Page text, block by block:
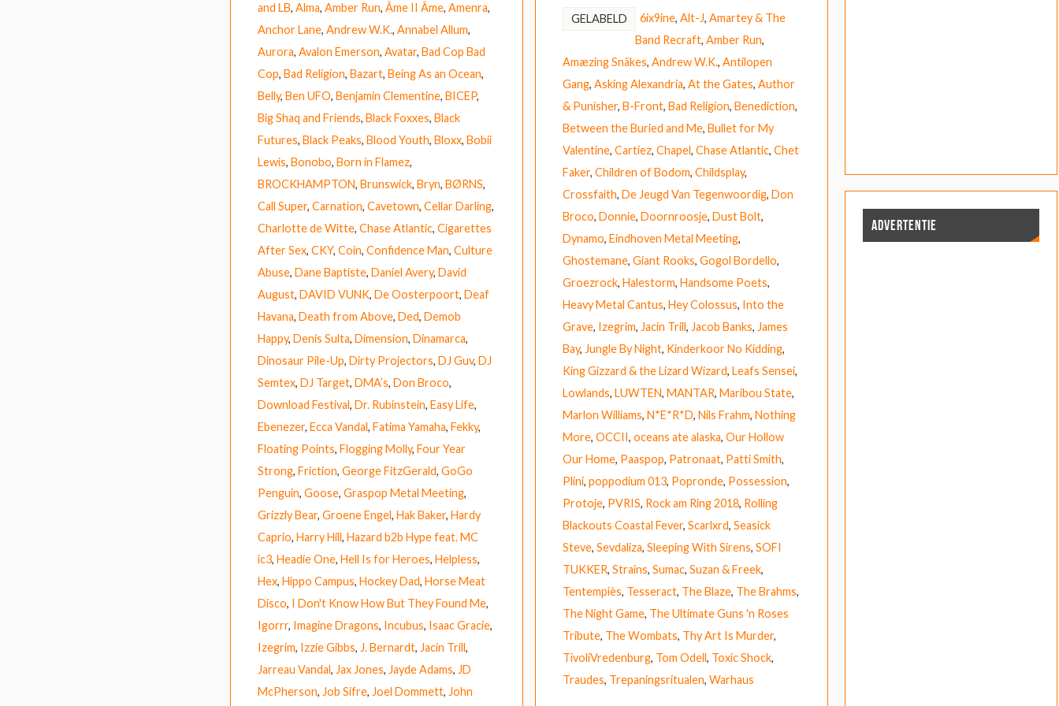
and LB, Alma, Amber Run, Âme II Âme, Amenra,
Anchor Lane, Andrew W.K., Annabel Allum,
Aurora, Avalon Emerson, Avatar, Bad Cop Bad
Cop, Bad Religion, Bazart, Being As an Ocean,
Belly, Ben UFO, Benjamin Clementine, BICEP,
Big Shaq and Friends, Black Foxxes, Black
Futures, Black Peaks, Blood Youth, Bloxx, Bobii
Lewis, Bonobo, Born in Flamez,
BROCKHAMPTON, Brunswick, Bryn, BØRNS,
Call Super, Carnation, Cavetown, Cellar Darling,
Charlotte de Witte, Chase Atlantic, Cigarettes
After Sex, CKY, Coin, Confidence Man, Culture
Abuse, Dane Baptiste, Daniel Avery, David
August, DAVID VUNK, De Oosterpoort, Deaf
Havana, Death from Above, Ded, Demob
Happy, Denis Sulta, Dimension, Dinamarca,
Dinosaur Pile-Up, Dirty Projectors, DJ Guv, DJ
Semtex, DJ Target, DMA’s, Don Broco,
Download Festival, Dr. Rubinstein, Easy Life,
Ebenezer, Ecca Vandal, Fatima Yamaha, Fekky,
Floating Points, Flogging Molly, Four Year
Strong, Friction, George FitzGerald, GoGo
Penguin, Goose, Graspop Metal Meeting,
Grizzly Bear, Groene Engel, Hak Baker, Hardy
Caprio, Harry Hill, Hazard b2b Hype feat. MC
ic3, Headie One, Hell Is for Heroes, Helpless,
Hex, Hippo Campus, Hockey Dad, Horse Meat
Disco, I Don't Know How But They Found Me,
Igorrr, Imagine Dragons, Incubus, Isaac Gracie,
Izegrim, Izzie Gibbs, J. Bernardt, Jacin Trill,
Jarreau Vandal, Jax Jones, Jayde Adams, JD
McPherson, Job Sifre, Joel Dommett, John
GELABELD 6ix9ine, Alt-J, Amartey & The
Band Recraft, Amber Run,
Amæzing Snäkes, Andrew W.K., Antilopen
Gang, Asking Alexandria, At the Gates, Author
& Punisher, B-Front, Bad Religion, Benediction,
Between the Buried and Me, Bullet for My
Valentine, Cartiez, Chapel, Chase Atlantic, Chet
Faker, Children of Bodom, Childsplay,
Crossfaith, De Jeugd Van Tegenwoordig, Don
Broco, Donnie, Doornroosje, Dust Bolt,
Dynamo, Eindhoven Metal Meeting,
Ghostemane, Giant Rooks, Gogol Bordello,
Groezrock, Halestorm, Handsome Poets,
Heavy Metal Cantus, Hey Colossus, Into the
Grave, Izegrim, Jacin Trill, Jacob Banks, James
Bay, Jungle By Night, Kinderkoor No Kidding,
King Gizzard & the Lizard Wizard, Leafs Sensei,
Lowlands, LUWTEN, MANTAR, Maribou State,
Marlon Williams, N*E*R*D, Nils Frahm, Nothing
More, OCCII, oceans ate alaska, Our Hollow
Our Home, Paaspop, Patronaat, Patti Smith,
Plini, poppodium 013, Popronde, Possession,
Protoje, PVRIS, Rock am Ring 2018, Rolling
Blackouts Coastal Fever, Scarlxrd, Seasick
Steve, Sevdaliza, Sleeping With Sirens, SOFI
TUKKER, Strains, Sumac, Suzan & Freek,
Tentempiès, Tesseract, The Blaze, The Brahms,
The Night Game, The Ultimate Guns 'n Roses
Tribute, The Wombats, Thy Art Is Murder,
TivoliVredenburg, Tom Odell, Toxic Shock,
Traudes, Trepaningsritualen, Warhaus
ADVERTENTIE